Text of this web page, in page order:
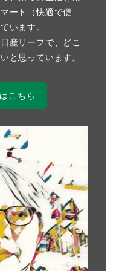
ート（快適で便
います。
産リーフで、どこ
と思っています。
こちら